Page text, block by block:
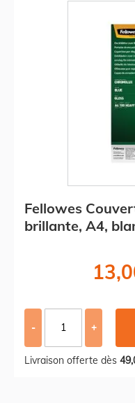
Fellowes
brillante, A4,
- +
Livraison offerte dès